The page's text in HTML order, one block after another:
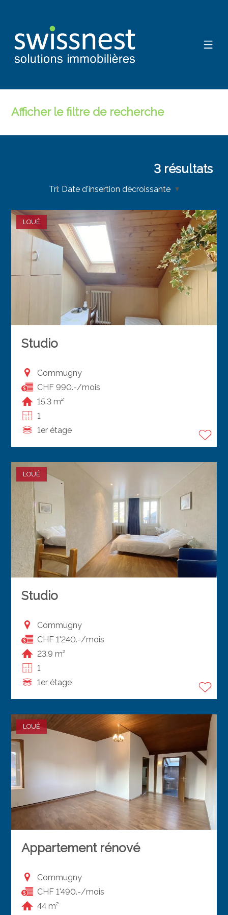
Afficher le filtre de recherche
3 résultats
Tri: Date d'insertion décroissante
LOUÉ
Studio
Commugny
CHF 990.-/mois
15.3 m²
1
1er étage
LOUÉ
Studio
Commugny
CHF 1'240.-/mois
23.9 m²
1
1er étage
LOUÉ
Appartement rénové
Commugny
CHF 1'490.-/mois
44 m²